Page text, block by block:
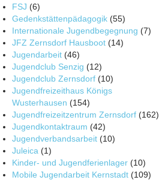
FSJ (6)
Gedenkstättenpädagogik (55)
Internationale Jugendbegegnung (7)
JFZ Zernsdorf Hausboot (14)
Jugendarbeit (46)
Jugendclub Senzig (12)
Jugendclub Zernsdorf (10)
Jugendfreizeithaus Königs
Wusterhausen (154)
Jugendfreizeitzentrum Zernsdorf (162)
Jugendkontaktraum (42)
Jugendverbandsarbeit (10)
Juleica (1)
Kinder- und Jugendferienlager (10)
Mobile Jugendarbeit Kernstadt (109)